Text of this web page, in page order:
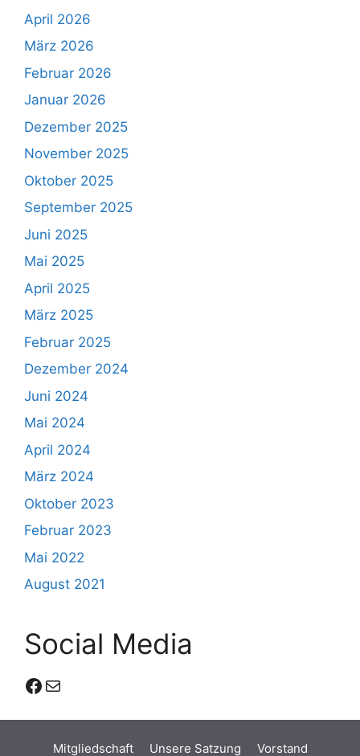
April 2026
März 2026
Februar 2026
Januar 2026
Dezember 2025
November 2025
Oktober 2025
September 2025
Juni 2025
Mai 2025
April 2025
März 2025
Februar 2025
Dezember 2024
Juni 2024
Mai 2024
April 2024
März 2024
Oktober 2023
Februar 2023
Mai 2022
August 2021
Social Media
Facebook
E-Mail
Mitgliedschaft Unsere Satzung Vorstand